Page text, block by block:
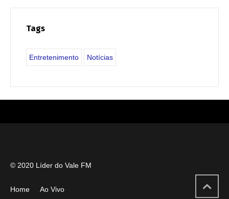
Tags
Entretenimento Notícias
© 2020 Líder do Vale FM
Home Ao Vivo